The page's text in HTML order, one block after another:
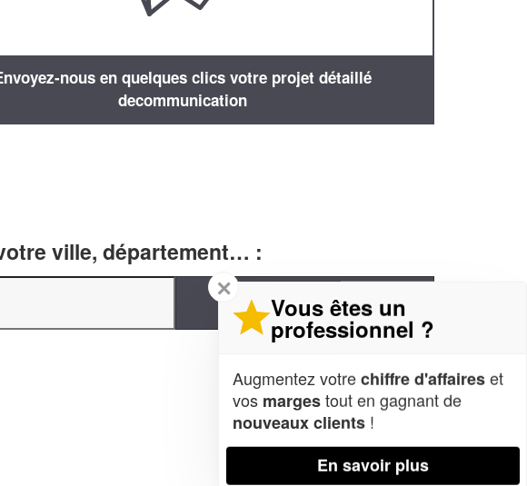
nous en quelques clics votre projet détaillé
decommunication
ville, département… :
✕
Vous êtes un
professionnel ?
Augmentez votrechiffre d'affaireset
vos margestout en gagnant de
nouveaux clients !
En savoir plus